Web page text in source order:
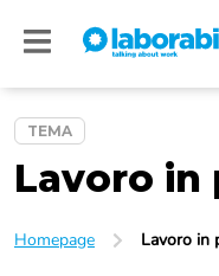
Accedi
TEMA
Lavoro in
Homepage Lavoro in